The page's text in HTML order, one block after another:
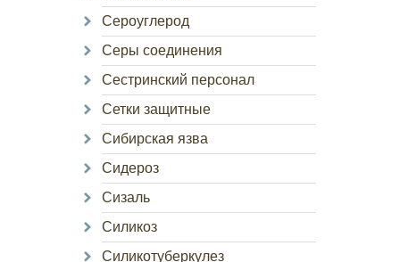
Сероуглерод
Серы соединения
Сестринский персонал
Сетки защитные
Сибирская язва
Сидероз
Сизаль
Силикоз
Силикотуберкулез